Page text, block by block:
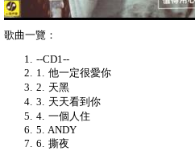
歌曲一覽：
--CD1--
1. 他一定很愛你
2. 天黑
3. 天天看到你
4. 一個人住
5. ANDY
6. 撕夜